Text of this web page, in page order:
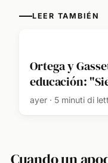
LEER TAMBIÉN
Ortega y
educación:
enseña a la vez
ayer · 5 minuti di